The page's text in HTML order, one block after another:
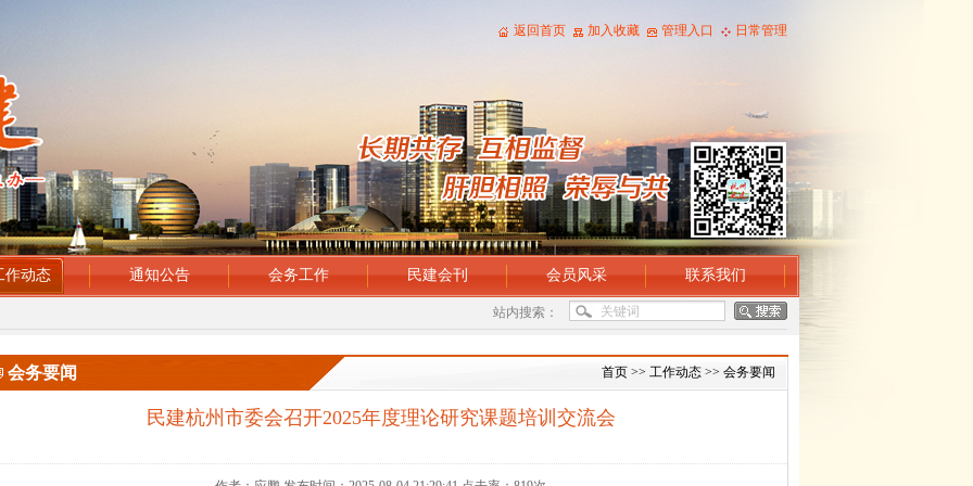
返回首页 加入收藏 管理入口 日常管理
作动态 通知公告 会务工作 民建会刊 会员风采 联系我们
站内搜索：
首页 >> 工作动态 >> 会务要闻
会务要闻
民建杭州市委会召开2025年度理论研究课题培训交流会